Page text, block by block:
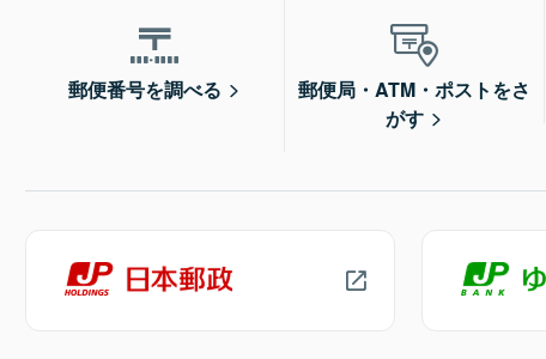
郵便番号を調べる
郵便局・ATM・ポストをさ
がす